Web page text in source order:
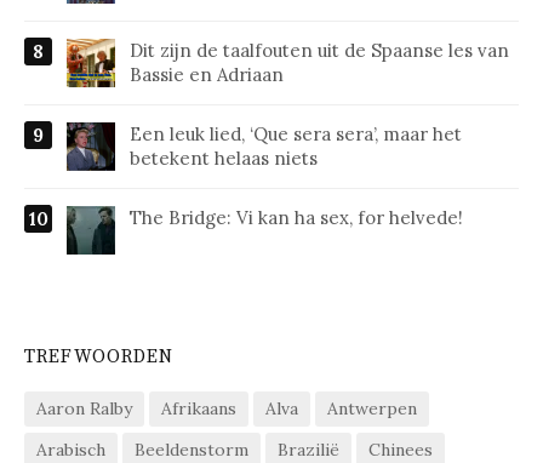
Dit zijn de taalfouten uit de Spaanse les van
Bassie en Adriaan
Een leuk lied, ‘Que sera sera’, maar het
betekent helaas niets
The Bridge: Vi kan ha sex, for helvede!
TREFWOORDEN
Aaron Ralby Afrikaans Alva
Antwerpen
Arabisch
Beeldenstorm Brazilië
Chinees